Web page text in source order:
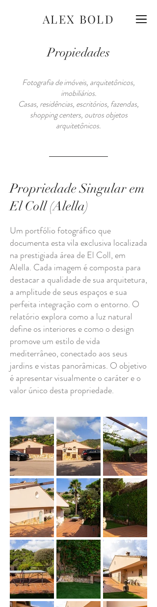
ALEX BOLD
Propiedades
Fotografia de imóveis, arquitetônicos,
imobiliários.
Casas, residências, escritórios, fazendas,
shopping centers, outros objetos
arquitetônicos.
Propriedade Singular em
El Coll (Alella)
Um portfólio fotográfico que
documenta esta vila exclusiva localizada
na prestigiada área de El Coll, em
Alella. Cada imagem é composta para
destacar a qualidade de sua arquitetura,
a amplitude de seus espaços e sua
perfeita integração com o entorno. O
relatório explora como a luz natural
define os interiores e como o design
promove um estilo de vida
mediterrâneo, conectado aos seus
jardins e vistas panorâmicas. O objetivo
é apresentar visualmente o caráter e o
valor único desta propriedade.